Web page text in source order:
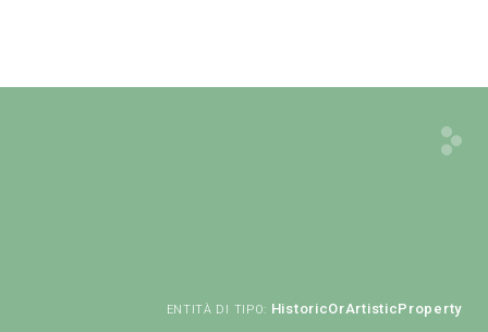
ENTITÀ DI TIPO: HistoricOrArtisticProperty